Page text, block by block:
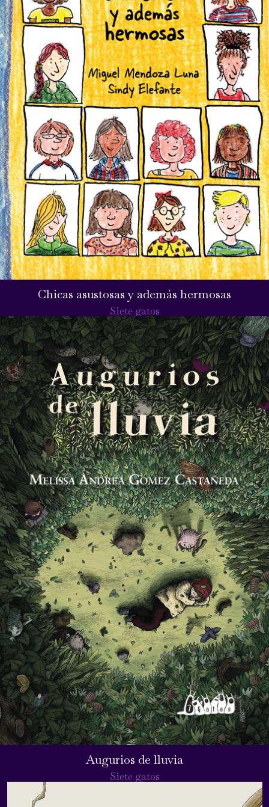
Chicas asustosas y además hermosas
Siete gatos
Augurios de lluvia
Siete gatos